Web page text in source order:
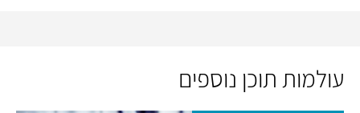
עולמות תוכן נוספים